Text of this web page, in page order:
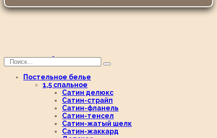
Постельное белье
1,5 спальное
Сатин делюкс
Сатин-страйп
Сатин-фланель
Сатин-тенсел
Сатин-жатый шелк
Сатин-жаккард